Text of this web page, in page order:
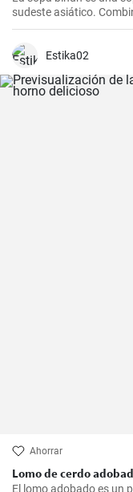
sudeste asiático.
verduras y los fideos de
Estika02
Ahorrar
Lomo de cerdo
El lomo adobado es un